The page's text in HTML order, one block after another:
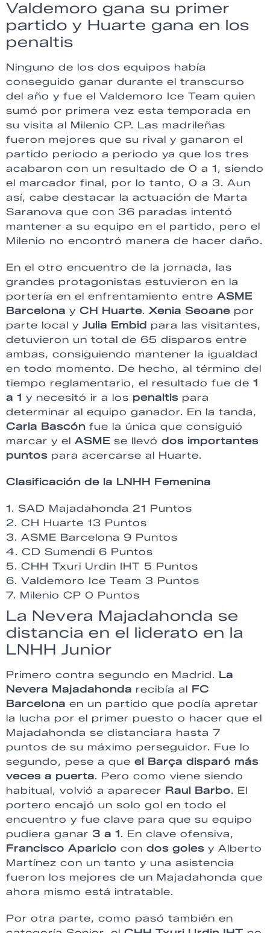
Valdemoro gana su primer
partido y Huarte gana en los
penaltis
Ninguno de los dos equipos había
conseguido ganar durante el transcurso
del año y fue el Valdemoro Ice Team quien
sumó por primera vez esta temporada en
su visita al Milenio CP. Las madrileñas
fueron mejores que su rival y ganaron el
partido periodo a periodo ya que los tres
acabaron con un resultado de 0 a 1, siendo
el marcador final, por lo tanto, 0 a 3. Aun
así, cabe destacar la actuación de Marta
Saranova que con 36 paradas intentó
mantener a su equipo en el partido, pero el
Milenio no encontró manera de hacer daño.
En el otro encuentro de la jornada, las
grandes protagonistas estuvieron en la
portería en el enfrentamiento entre ASME
Barcelona y CH Huarte. Xenia Seoane por
parte local y Julia Embid para las visitantes,
detuvieron un total de 65 disparos entre
ambas, consiguiendo mantener la igualdad
en todo momento. De hecho, al término del
tiempo reglamentario, el resultado fue de 1
a 1 y necesitó ir a los penaltis para
determinar al equipo ganador. En la tanda,
Carla Bascón fue la única que consiguió
marcar y el ASME se llevó dos importantes
puntos para acercarse al Huarte.
Clasificación de la LNHH Femenina
1. SAD Majadahonda 21 Puntos
2. CH Huarte 13 Puntos
3. ASME Barcelona 9 Puntos
4. CD Sumendi 6 Puntos
5. CHH Txuri Urdin IHT 5 Puntos
6. Valdemoro Ice Team 3 Puntos
7. Milenio CP 0 Puntos
La Nevera Majadahonda se
distancia en el liderato en la
LNHH Junior
Primero contra segundo en Madrid. La
Nevera Majadahonda recibía al FC
Barcelona en un partido que podía apretar
la lucha por el primer puesto o hacer que el
Majadahonda se distanciara hasta 7
puntos de su máximo perseguidor. Fue lo
segundo, pese a que el Barça disparó más
veces a puerta. Pero como viene siendo
habitual, volvió a aparecer Raul Barbo. El
portero encajó un solo gol en todo el
encuentro y fue clave para que su equipo
pudiera ganar 3 a 1. En clave ofensiva,
Francisco Aparicio con dos goles y Alberto
Martínez con un tanto y una asistencia
fueron los mejores de un Majadahonda que
ahora mismo está intratable.
Por otra parte, como pasó también en